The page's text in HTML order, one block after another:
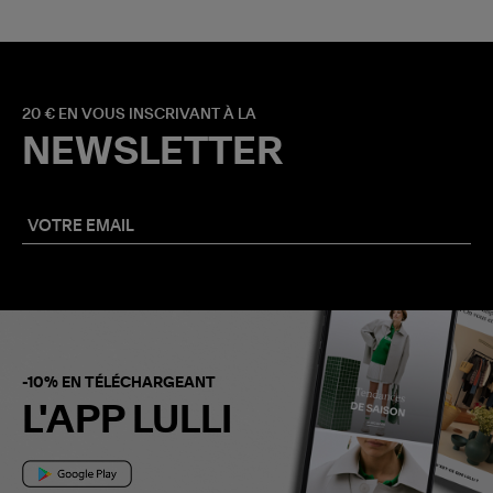
20 € EN VOUS INSCRIVANT À LA
NEWSLETTER
-10% EN TÉLÉCHARGEANT
L'APP LULLI